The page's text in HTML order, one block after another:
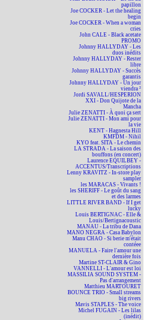
papillon
Joe COCKER - Let the healing
begin
Joe COCKER - When a woman
cries
John CALE - Black acetate
PROMO
Johnny HALLYDAY - Les
duos inédits
Johnny HALLYDAY - Rester
libre
Johnny HALLYDAY - Succès
garantis
Johnny HALLYDAY - Un jour
viendra ²
Jordi SAVALL/HESPERION
XXI - Don Quijote de la
Mancha
Julie ZENATTI - À quoi ça sert
Julie ZENATTI - Mon ami pour
la vie
KENT - Hagnesta Hill
KMFDM - Nihil
KYO feat. SITA - Le chemin
LA STRADA - La saison des
bouffons (en concert)
Laurence EQUILBEY -
ACCENTUS/Transcriptions
Lenny KRAVITZ - In-store play
sampler
les MARACAS - Vivants !
les SHERIFF - Le goût du sang
et des larmes
LITTLE RIVER BAND - If I get
lucky
Louis BERTIGNAC - Elle &
Louis/Bertignacoustic
MANAU - La tribu de Dana
MANO NEGRA - Casa Babylon
Manu CHAO - Si berie m'était
contéee
MANUELA - Faire l'amour une
dernière fois
Martine ST-CLAIR & Gino
VANNELLI - L'amour est loi
MASSILIA SOUND SYSTEM -
Pas d'arrangement
Matthieu MARTOURET
BOUNCE TRIO - Small streams
big rivers
Mavis STAPLES - The voice
Michel FUGAIN - Les lilas
(inédit)